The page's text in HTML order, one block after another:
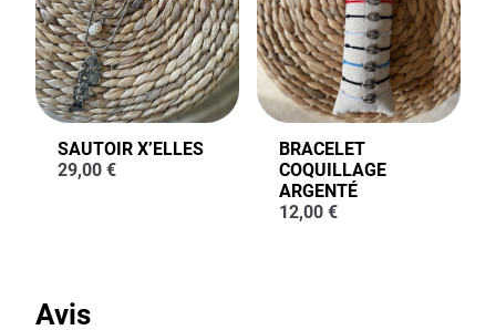
SAUTOIR X’ELLES
29,00 €
BRACELET
COQUILLAGE
ARGENTÉ
12,00 €
Avis